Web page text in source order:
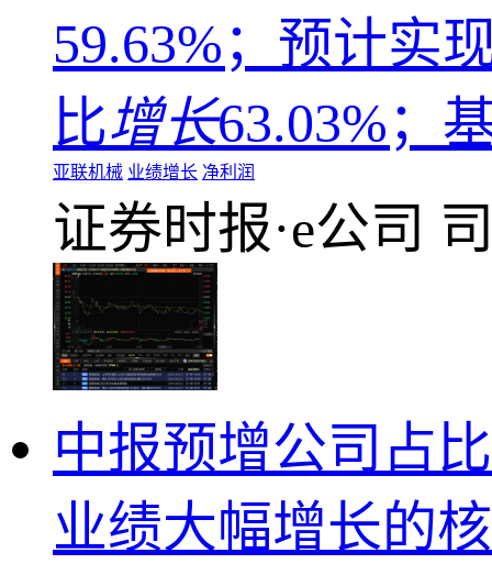
59.63%；预计实
比增长63.03%；
亚联机械 业绩增长 净利润
证券时报·e公司
中报预增公司占
业绩大幅增长的